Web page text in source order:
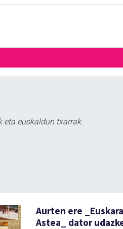
eta euskaldun txarrak.
Aurten ere
Astea_ dator